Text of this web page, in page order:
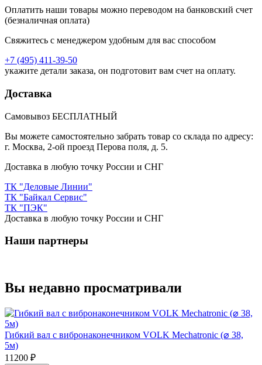
Оплатить наши товары можно переводом на банковский счет
(безналичная оплата)
Свяжитесь с менеджером удобным для вас способом
+7 (495) 411-39-50
укажите детали заказа, он подготовит вам счет на оплату.
Доставка
Самовывоз БЕСПЛАТНЫЙ
Вы можете самостоятельно забрать товар со склада по адресу:
г. Москва, 2-ой проезд Перова поля, д. 5.
Доставка в любую точку России и СНГ
ТК "Деловые Линии"
ТК "Байкал Сервис"
ТК "ПЭК"
Доставка в любую точку России и СНГ
Наши партнеры
Вы недавно просматривали
Гибкий вал с вибронаконечником VOLK Mechatronic (⌀ 38,
5м)
11200 ₽